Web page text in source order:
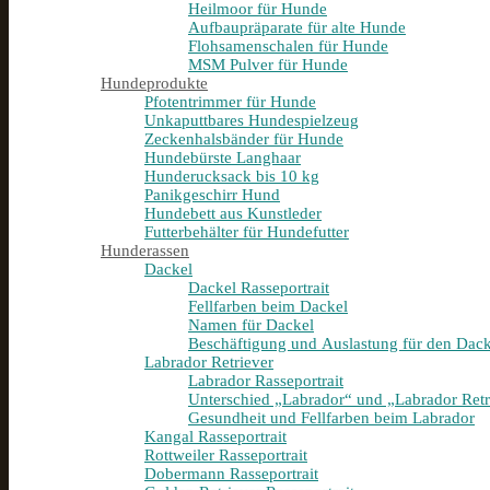
Heilmoor für Hunde
Aufbaupräparate für alte Hunde
Flohsamenschalen für Hunde
MSM Pulver für Hunde
Hundeprodukte
Pfotentrimmer für Hunde
Unkaputtbares Hundespielzeug
Zeckenhalsbänder für Hunde
Hundebürste Langhaar
Hunderucksack bis 10 kg
Panikgeschirr Hund
Hundebett aus Kunstleder
Futterbehälter für Hundefutter
Hunderassen
Dackel
Dackel Rasseportrait
Fellfarben beim Dackel
Namen für Dackel
Beschäftigung und Auslastung für den
Labrador Retriever
Labrador Rasseportrait
Unterschied „Labrador“ und „Labrador
Gesundheit und Fellfarben beim Labrador
Kangal Rasseportrait
Rottweiler Rasseportrait
Dobermann Rasseportrait